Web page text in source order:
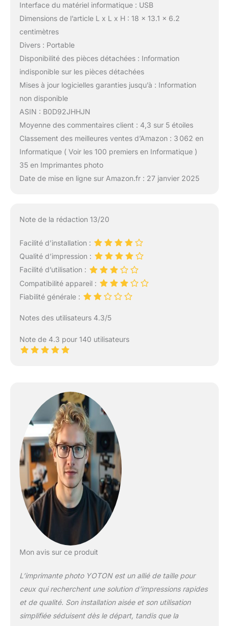
Interface du matériel informatique : USB
Dimensions de l’article L x L x H : 18 x 13.1 x 6.2
centimètres
Divers : Portable
Disponibilité des pièces détachées : Information
indisponible sur les pièces détachées
Mises à jour logicielles garanties jusqu’à : Information
non disponible
ASIN : B0D92JHHJN
Moyenne des commentaires client : 4,3 sur 5 étoiles
Classement des meilleures ventes d’Amazon : 3 062 en
Informatique ( Voir les 100 premiers en Informatique )
35 en Imprimantes photo
Date de mise en ligne sur Amazon.fr : 27 janvier 2025
Note de la rédaction 13/20
Facilité d’installation :
Qualité d’impression :
Facilité d’utilisation :
Compatibilité appareil :
Fiabilité générale :
Notes des utilisateurs 4.3/5
Note de 4.3 pour 140 utilisateurs
Mon avis sur ce produit
L’imprimante photo YOTON est un allié de taille pour
ceux qui recherchent une solution d’impressions rapides
et de qualité. Son installation aisée et son utilisation
simplifiée séduisent dès le départ, tandis que la